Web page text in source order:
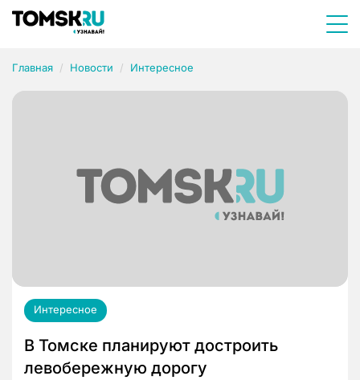
Главная Новости Интересное
Интересное
В Томске планируют достроить
левобережную дорогу